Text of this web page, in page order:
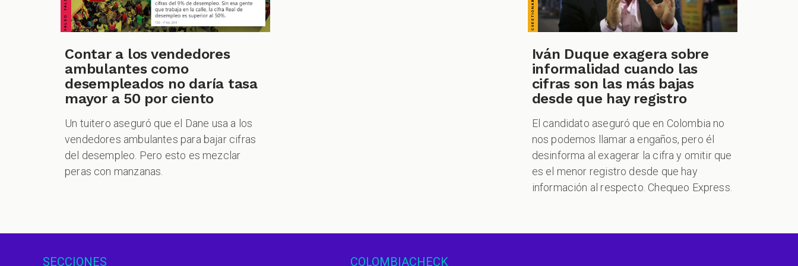
Contar a los vendedores
ambulantes como
desempleados no daría tasa
mayor a 50 por ciento
Un tuitero aseguró que el Dane usa a los
vendedores ambulantes para bajar cifras
del desempleo. Pero esto es mezclar
peras con manzanas.
Iván Duque exagera sobre
informalidad cuando las
cifras son las más bajas
desde que hay registro
El candidato aseguró que en Colombia no
nos podemos llamar a engaños, pero él
desinforma al exagerar la cifra y omitir que
es el menor registro desde que hay
información al respecto. Chequeo Express.
SECCIONES COLOMBIACHECK